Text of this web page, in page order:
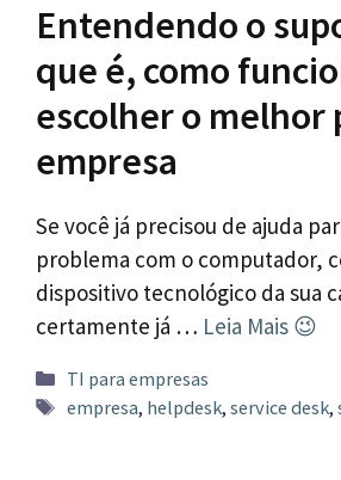
Entendendo o
que é, como
escolher o melhor
empresa
Se você já precisou de ajuda
problema com o computador,
dispositivo tecnológico da sua
certamente já … Leia Mais 😉
Categorias
TI para empresas
Tags
empresa, helpdesk, service desk,